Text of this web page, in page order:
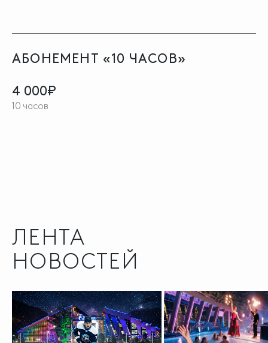
АБОНЕМЕНТ «10 ЧАСОВ»
4 000₽
10 часов
ЛЕНТА
НОВОСТЕЙ